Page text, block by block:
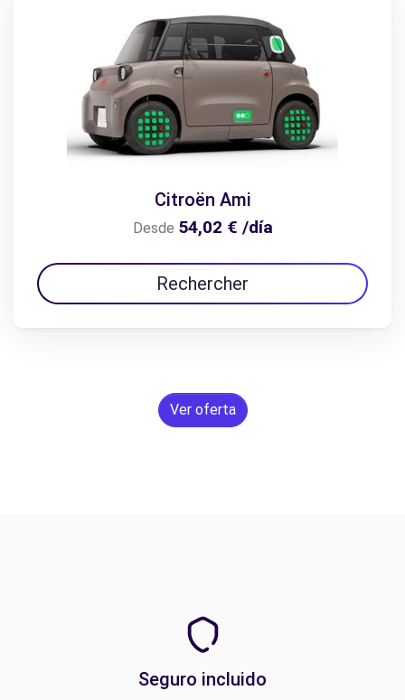
Citroën Ami
Desde 54,02 € /día
Rechercher
Ver oferta
Seguro incluido